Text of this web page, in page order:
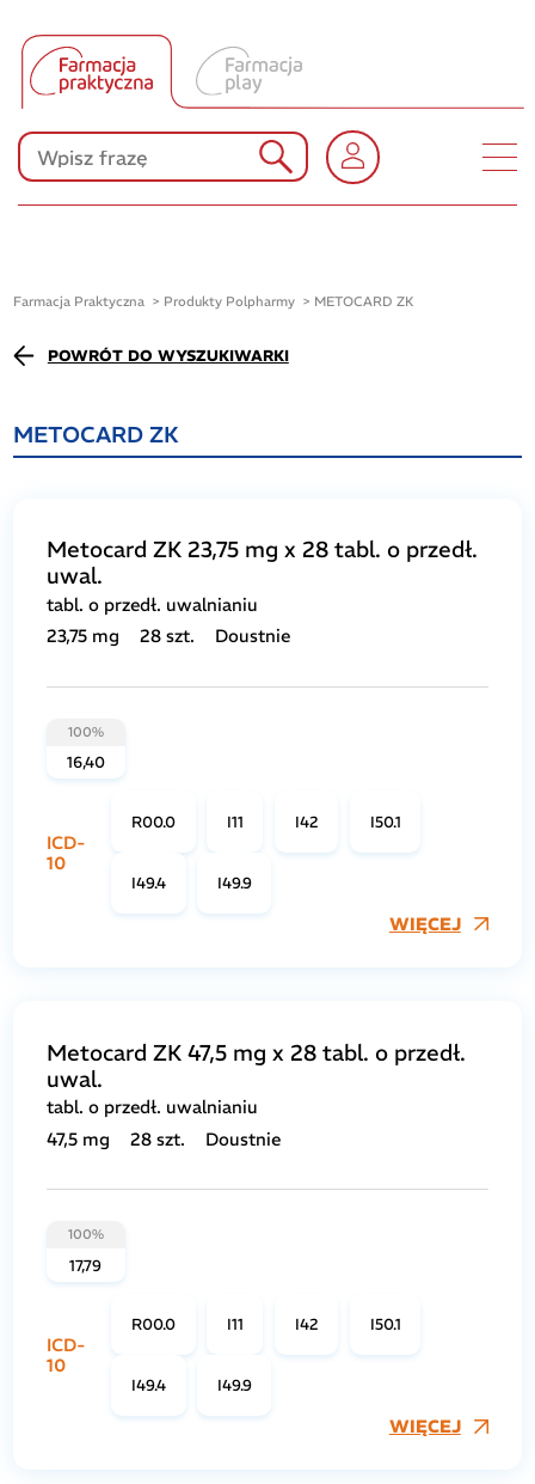
Produkty Polpharmy
KONKURSY
Farmacja Praktyczna Produkty Polpharmy METOCARD ZK
POWRÓT DO WYSZUKIWARKI
METOCARD ZK
Metocard ZK 23,75 mg x 28 tabl. o przedł.
uwal.
tabl. o przedł. uwalnianiu
23,75 mg
28 szt. Doustnie
100%
16,40
ICD-
10
R00.0 I11 I42 I50.1
I49.4 I49.9
WIĘCEJ
Metocard ZK 47,5 mg x 28 tabl. o przedł.
uwal.
tabl. o przedł. uwalnianiu
47,5 mg
28 szt. Doustnie
100%
17,79
ICD-
10
R00.0 I11 I42 I50.1
I49.4 I49.9
WIĘCEJ